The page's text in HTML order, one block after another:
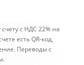
c НДС 22% на
есть QR-код,
Переводы с